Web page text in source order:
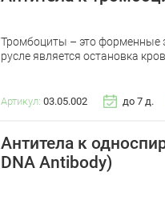
Тромбоциты – это форменные
русле является остановка
Артикул: 03.05.002 до 7 д.
Антитела к
DNA Antibody)